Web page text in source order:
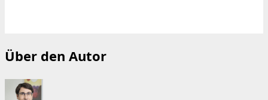
Über den Autor